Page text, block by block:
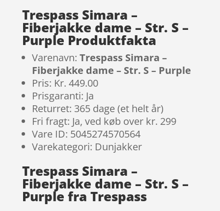
Trespass Simara –
Fiberjakke dame – Str. S –
Purple Produktfakta
Varenavn: Trespass Simara –
Fiberjakke dame – Str. S – Purple
Pris: Kr. 449.00
Prisgaranti: Ja
Returret: 365 dage (et helt år)
Fri fragt: Ja, ved køb over kr. 299
Vare ID: 5045274570564
Varekategori: Dunjakker
Trespass Simara –
Fiberjakke dame – Str. S –
Purple fra Trespass